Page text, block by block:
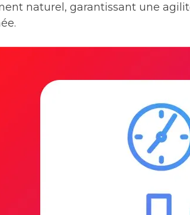
naturel, garantissant une